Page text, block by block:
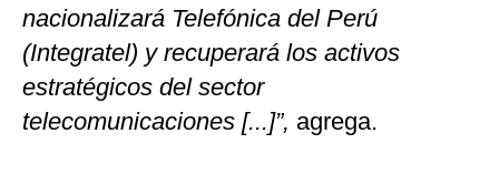
nacionalizará Telefónica del Perú
(Integratel) y recuperará los activos
estratégicos del sector
telecomunicaciones [...]”, agrega.